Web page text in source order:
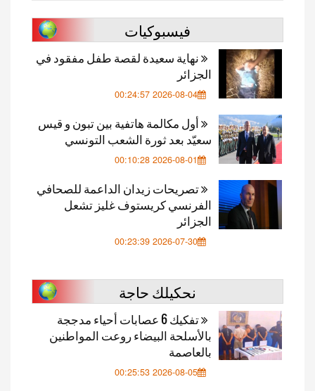
فيسبوكيات
نهاية سعيدة لقصة طفل مفقود في
الجزائر
2026-08-04 00:24:57
أول مكالمة هاتفية بين تبون و قيس
سعيّد بعد ثورة الشعب التونسي
2026-08-01 00:10:28
تصريحات زيدان الداعمة للصحافي
الفرنسي كريستوف غليز تشعل
الجزائر
2026-07-30 00:23:39
نحكيلك حاجة
تفكيك 6 عصابات أحياء مدججة
بالأسلحة البيضاء روعت المواطنين
بالعاصمة
2026-08-05 00:25:53